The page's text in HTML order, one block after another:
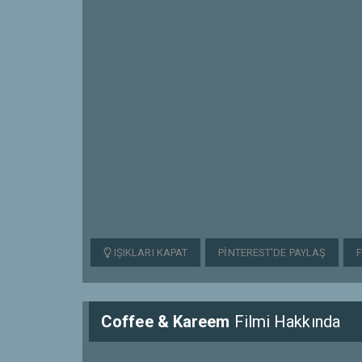
IŞIKLARI KAPAT PINTEREST'DE PAYLAŞ
Coffee & Kareem Filmi Hakkında